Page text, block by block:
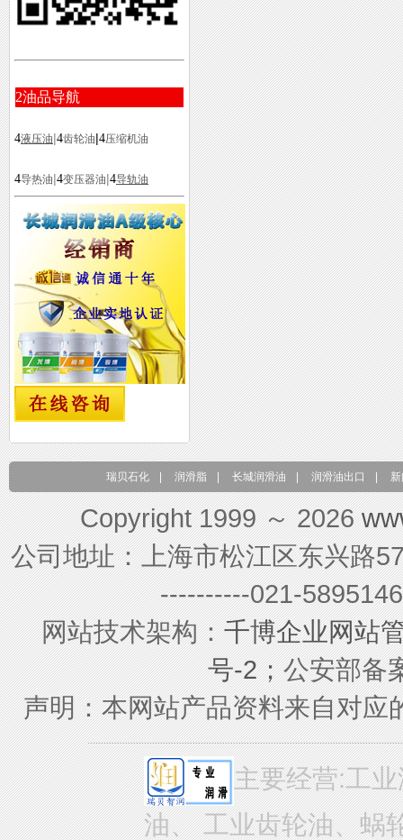
2油品导航
4液压油|4齿轮油|4压缩机油
4导热油|4变压器油|4导轨油
瑞贝石化 润滑脂 长城润滑油 润滑油出口
Copyright 1999 ～ 2026
公司地址：上海市松江区东兴路
----------021-
网站技术架构：千博企业网站
号-2；公安部备
声明：本网站产品资料来自对
主要经营:工
油、 工业齿轮油、蜗